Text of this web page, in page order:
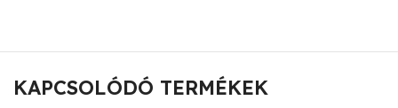
KAPCSOLÓDÓ TERMÉKEK